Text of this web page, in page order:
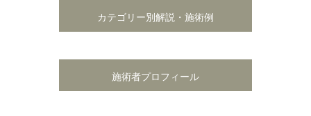
カテゴリー別解説・施術例
施術者プロフィール